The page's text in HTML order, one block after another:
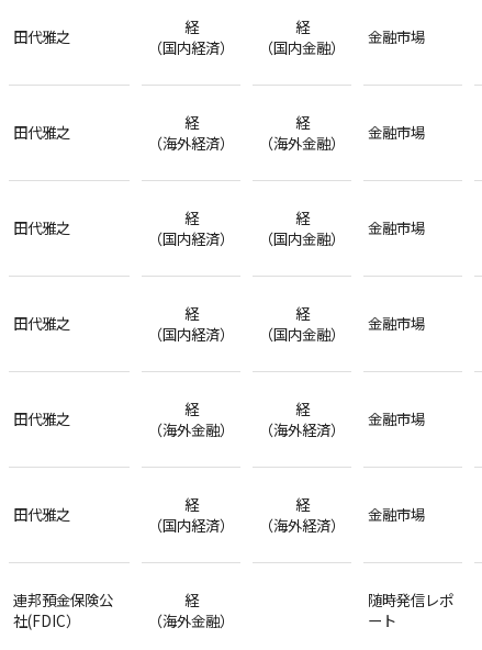
田代雅之
経
（国内経済）
経
（国内金融）
金融市場
田代雅之
経
（海外経済）
経
（海外金融）
金融市場
田代雅之
経
（国内経済）
経
（国内金融）
金融市場
田代雅之
経
（国内経済）
経
（国内金融）
金融市場
田代雅之
経
（海外金融）
経
（海外経済）
金融市場
田代雅之
経
（国内経済）
経
（海外経済）
金融市場
連邦預金保険公
社(FDIC）
経
（海外金融）
随時発信レポ
ート